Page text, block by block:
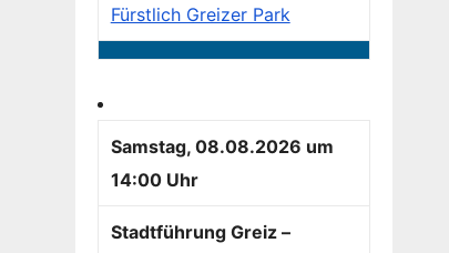
Fürstlich Greizer Park
Samstag, 08.08.2026 um
14:00 Uhr
Stadtführung Greiz –